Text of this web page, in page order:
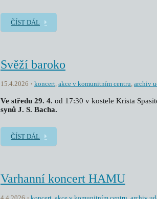
ČÍST DÁL
Svěží baroko
15.4.2026 koncert, akce v komunitním centru, archiv
Ve středu 29. 4. od 17:30 v kostele Krista
synů J. S. Bacha.
ČÍST DÁL
Varhanní koncert HAMU